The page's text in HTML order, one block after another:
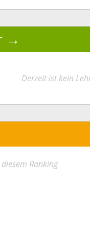
Derzeit ist kein
Ranking